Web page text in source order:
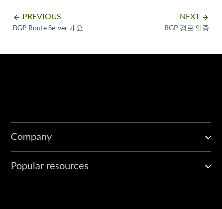
arrow_backward PREVIOUS
BGP Route Server 개요
NEXT arrow_forward
BGP 경로 인증
Company
Popular resources